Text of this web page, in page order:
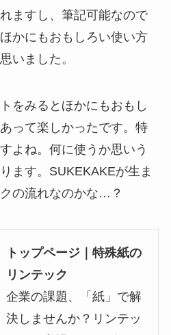
ますし、筆記可能なので
かにもおもしろい使い方
いました。
をみるとほかにもおもし
って楽しかったです。特
よね。何に使うか思いう
ます。SUKEKAKEが生ま
の流れなのかな…？
トップページ｜特殊紙の
リンテック
企業の課題、「紙」で解
決しませんか？リンテッ